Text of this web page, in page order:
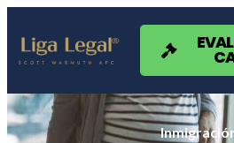
Nota:
sitio
web
sistema
de
accesibilidad.